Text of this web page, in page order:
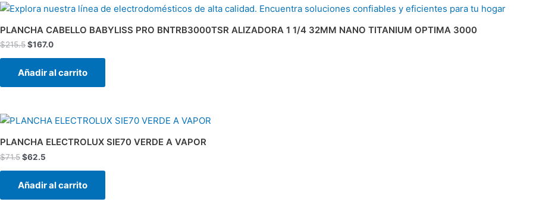
PLANCHA CABELLO BABYLISS PRO BNTRB3000TSR ALIZADORA 1 1/4 32MM NANO TITANIUM OPTIMA 3000
$215.5
El
precio
original
era:
$215.5.
$167.0
El
precio
actual
es:
$167.0.
Añadir al carrito
PLANCHA ELECTROLUX SIE70 VERDE A VAPOR
$71.5
El
original
era:
$71.5.
$62.5
El
actual
es:
Añadir al carrito